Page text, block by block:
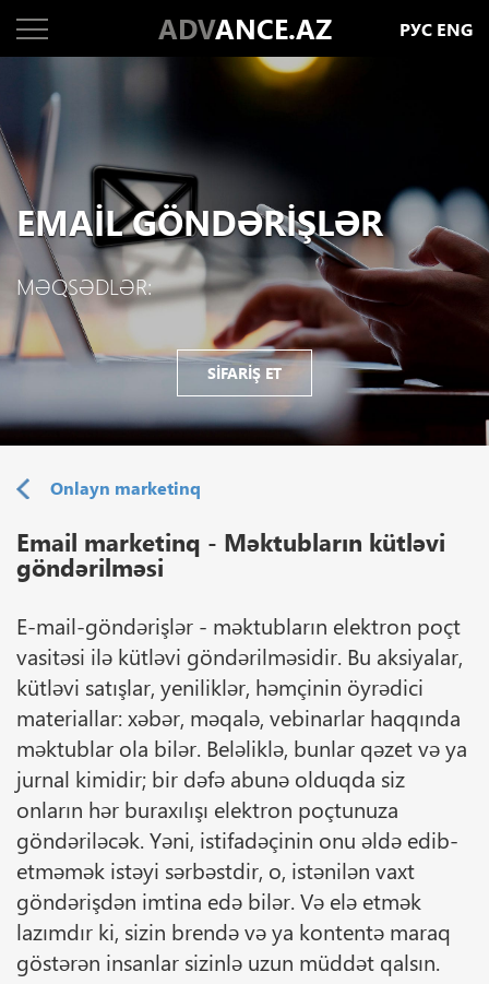
ADVANCE.AZ РУС ENG
EMAIL GÖNDƏRIŞLƏR
MƏQSƏDLƏR:
SIFARIŞ ET
Onlayn marketinq
Email marketinq - Məktubların kütləvi
göndərilməsi
E-mail-göndərişlər - məktubların elektron poçt
vasitəsi ilə kütləvi göndərilməsidir. Bu aksiyalar,
kütləvi satışlar, yeniliklər, həmçinin öyrədici
materiallar: xəbər, məqalə, vebinarlar haqqında
məktublar ola bilər. Beləliklə, bunlar qəzet və ya
jurnal kimidir; bir dəfə abunə olduqda siz
onların hər buraxılışı elektron poçtunuza
göndəriləcək. Yəni, istifadəçinin onu əldə edib-
etməmək istəyi sərbəstdir, o, istənilən vaxt
göndərişdən imtina edə bilər. Və elə etmək
lazımdır ki, sizin brendə və ya kontentə maraq
göstərən insanlar sizinlə uzun müddət qalsın.